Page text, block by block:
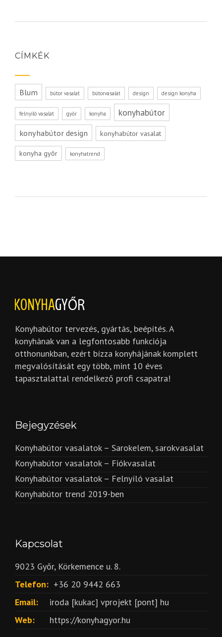
CÍMKÉK
Blum bútor vasalat bútorvasalat design design konyha
felnyíló vasalat győr konyha konyhabútor
konyhabútor design konyhabútor vasalat
konyha győr konyhatrend
Konyhabútor tervezés, gyártás, beépítés. A
konyhának van a legfontosabb funkciója
otthonunkban, ezért bízza konyhájának komplett
megvalósítását egy több, mint 10 éves
tapasztalattal rendelkező profi csapatra!
Bejegyzések
Konyhabútor vasalatok – Sarokelem, sarokvasalat
Konyhabútor vasalatok – Fiókvasalat
Konyhabútor vasalatok – Felnyíló vasalat
Konyhabútor trend 2019-ben
Kapcsolat
9023 Győr, Körkemence u. 8.
Telefon: +36 20 9442 663
Email:
iroda [kukac] vprojekt [pont] hu
Web:
https://konyhagyor.hu